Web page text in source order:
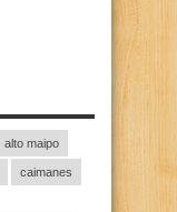
alto maipo
caimanes